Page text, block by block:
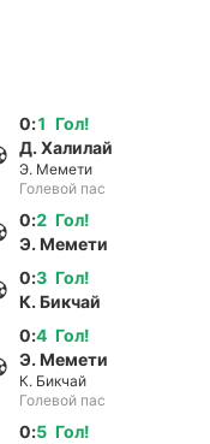
Гол!
0:1
Д. Халилай
Э. Мемети
Голевой пас
Гол!
0:2
Э. Мемети
Гол!
0:3
К. Бикчай
Гол!
0:4
Э. Мемети
К. Бикчай
Голевой пас
Гол!
0:5